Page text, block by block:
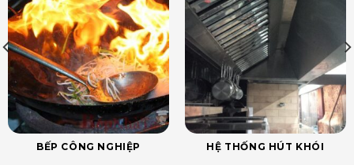
BẾP CÔNG NGHIỆP HỆ THỐNG HÚT KHÓI